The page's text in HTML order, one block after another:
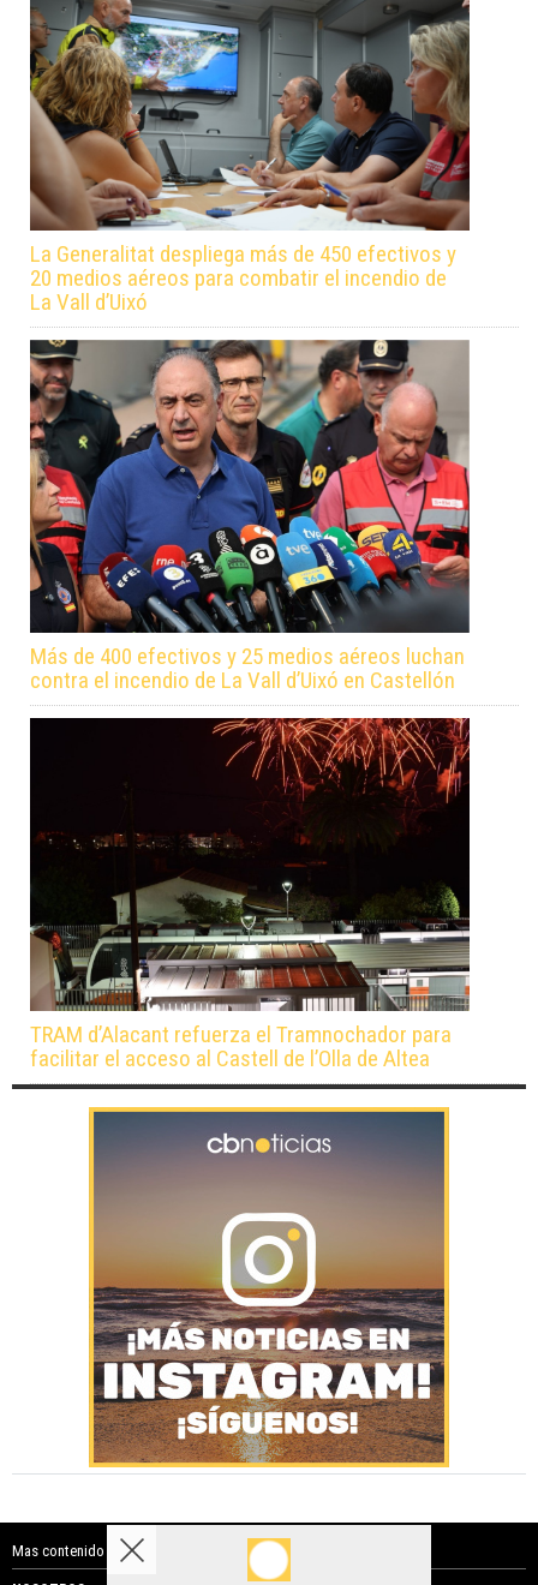
La Generalitat despliega más de 450 efectivos y
20 medios aéreos para combatir el incendio de
La Vall d’Uixó
Más de 400 efectivos y 25 medios aéreos luchan
contra el incendio de La Vall d’Uixó en Castellón
TRAM d’Alacant refuerza el Tramnochador para
facilitar el acceso al Castell de l’Olla de Altea
Mas contenido de Costa Blanca Noticias: